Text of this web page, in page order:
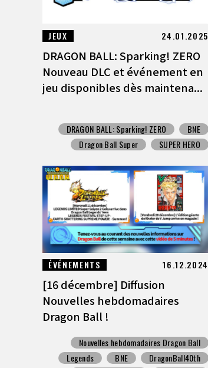
JEUX 24.01.2025
DRAGON BALL: Sparking! ZERO
Nouveau DLC et événement en
jeu disponibles dès maintena...
DRAGON BALL: Sparking! ZERO
BNE
Dragon Ball Super
SUPER HERO
ÉVÉNEMENTS 16.12.2024
[16 décembre] Diffusion
Nouvelles hebdomadaires
Dragon Ball !
Nouvelles hebdomadaires Dragon Ball
Legends
BNE
DragonBall40th